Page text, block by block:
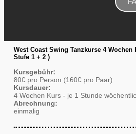
West Coast Swing Tanzkurse 4 Wochen
Stufe 1 + 2 )
Kursgebühr:
80€ pro Person (160€ pro Paar)
Kursdauer:
4 Wochen Kurs - je 1 Stunde
Abrechnung:
einmalig